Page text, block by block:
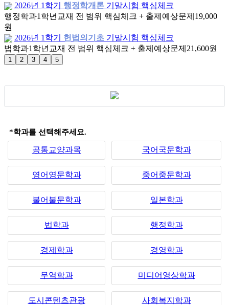
2026년 1학기
행정학개론 기말시험 핵심체크
행정학과1학년 교재 전 범위 핵심체크 + 출제예상문제 19,000
원
2026년 1학기
헌법의기초 기말시험 핵심체크
법학과1학년 교재 전 범위 핵심체크 + 출제예상문제 21,600원
*학과를 선택해주세요.
공통교양과목 국어국문학과
영어영문학과 중어중문학과
불어불문학과 일본학과
법학과 행정학과
경제학과 경영학과
무역학과 미디어영상학과
도시콘텐츠관광 사회복지학과